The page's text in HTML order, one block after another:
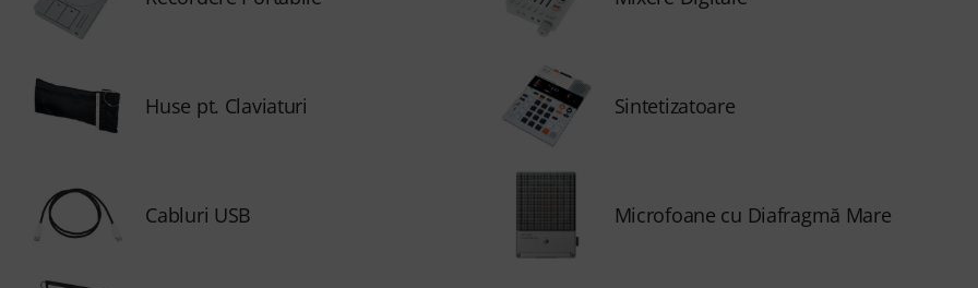
Huse pt. Claviaturi Sintetizatoare
Cabluri USB Microfoane cu Diafragmă Mare